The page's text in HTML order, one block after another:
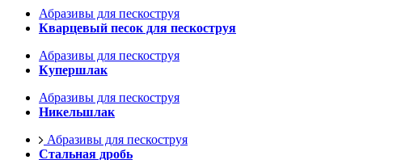
Абразивы для пескоструя
Кварцевый песок для пескоструя
Абразивы для пескоструя
Купершлак
Абразивы для пескоструя
Никельшлак
Абразивы для пескоструя
Стальная дробь